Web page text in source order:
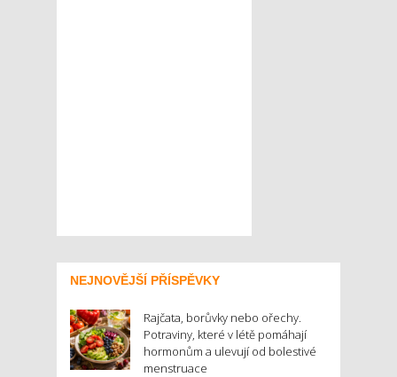
NEJNOVĚJŠÍ PŘÍSPĚVKY
Rajčata, borůvky nebo ořechy.
Potraviny, které v létě pomáhají
hormonům a ulevují od bolestivé
menstruace